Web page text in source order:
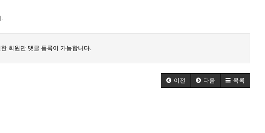
.
회원만 댓글 등록이 가능합니다.
이전 다음 목록